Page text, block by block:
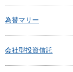
為替マリー
会社型投資信託